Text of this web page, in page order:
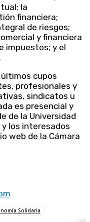
la
financiera;
de riesgos;
y financiera
impuestos; y el
cupos
profesionales y
sindicatos u
es presencial y
de la Universidad
los interesados
web de la Cámara
Solidaria